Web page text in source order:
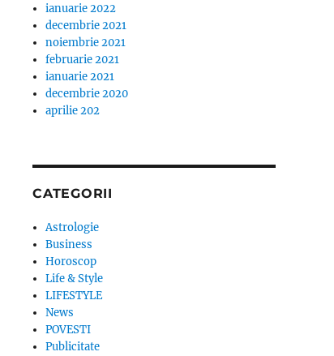
ianuarie 2022
decembrie 2021
noiembrie 2021
februarie 2021
ianuarie 2021
decembrie 2020
aprilie 202
CATEGORII
Astrologie
Business
Horoscop
Life & Style
LIFESTYLE
News
POVESTI
Publicitate